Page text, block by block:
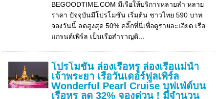
BEGOODTIME.COM มีเรือให้บริการหลายลำ หลาย
ราคา ปัจจุบันมีโปรโมชั่น เริ่มต้น ชาวไทย 590 บาท
จองวันนี้ ลดสูงสุด 50% คลิ๊กที่นี่เพื่อดูรายละเอียด เรือ
แกรนด์เพิร์ล เป็นเรือสำราญดิ...
โปรโมชั่น ล่องเรือหรู ล่องเรือแม่น้ำ
เจ้าพระยา เรือวันเดอร์ฟูลเพิร์ล
Wonderful Pearl Cruise บุฟเฟ่ต์บน
เรือหรู ลด 32% จองด่วน ! มีจำนวน